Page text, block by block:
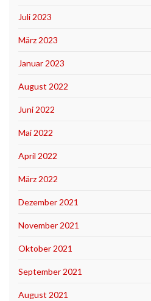
Juli 2023
März 2023
Januar 2023
August 2022
Juni 2022
Mai 2022
April 2022
März 2022
Dezember 2021
November 2021
Oktober 2021
September 2021
August 2021